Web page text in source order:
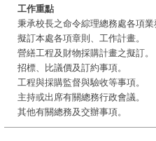
工作重點
秉承校長之命令綜理總務處各項業
擬訂本處各項章則、工作計畫。
營繕工程及財物採購計畫之擬訂。
招標、比議價及訂約事項。
工程與採購監督與驗收等事項。
主持或出席有關總務行政會議。
其他有關總務及交辦事項。